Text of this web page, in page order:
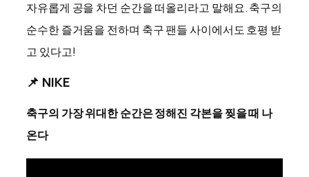
자유롭게 공을 차던 순간을 떠올리라고 말해요. 축구의
순수한 즐거움을 전하며 축구 팬들 사이에서도 호평 받
고 있다고!
📌 NIKE
축구의 가장 위대한 순간은 정해진 각본을 찢을 때 나
온다